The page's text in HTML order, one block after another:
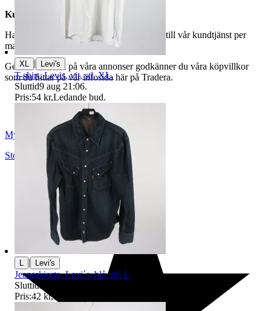
Kundservice
Har du frågor eller funderingar hör av dig till vår kundtjänst per
mail:
webbshop@myrorna.se
Genom att buda på våra annonser godkänner du våra köpvillkor
som du hittar på vår infosida här på Tradera.
Myrorna
Stockholm ,
XL | Levi's
T-shirt, Levis, vit, stl. XL.
Sluttid9 aug 21:06.
Pris:54 kr,Ledande bud.
| Levi's
Jeansskjorta, Levi´s, blå, stl. L
Sluttid9 aug 18:37
Pris:42 kr,Ledande bud